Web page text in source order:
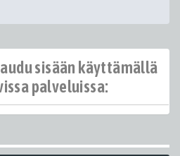
sisään käyttämällä
palveluissa: